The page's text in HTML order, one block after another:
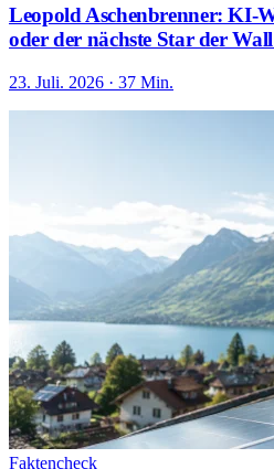
Leopold Aschenbrenner: KI-
oder der nächste Star der
23. Juli. 2026 · 37 Min.
Faktencheck